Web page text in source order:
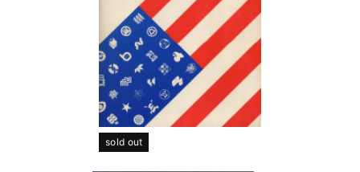
sold out